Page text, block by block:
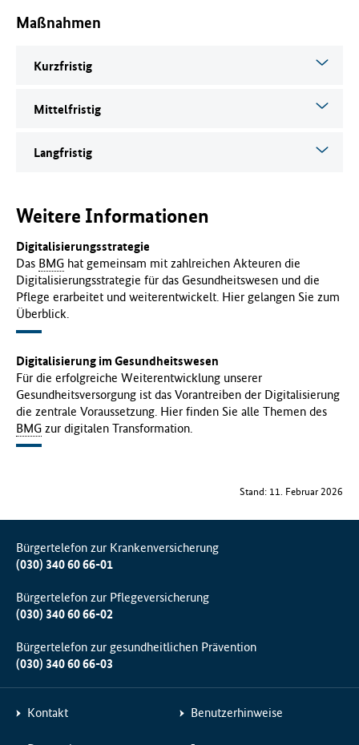
Maßnahmen
Kurzfristig
Mittelfristig
Langfristig
Weitere Informationen
Digitalisierungsstrategie
Das BMG hat gemeinsam mit zahlreichen Akteuren die
Digitalisierungsstrategie für das Gesundheitswesen und die
Pflege erarbeitet und weiterentwickelt. Hier gelangen Sie zum
Überblick.
Digitalisierung im Gesundheitswesen
Für die erfolgreiche Weiterentwicklung unserer
Gesundheitsversorgung ist das Vorantreiben der Digitalisierung
die zentrale Voraussetzung. Hier finden Sie alle Themen des
BMG zur digitalen Transformation.
Stand: 11. Februar 2026
Bürgertelefon zur Krankenversicherung
(030) 340 60 66-01
Bürgertelefon zur Pflegeversicherung
(030) 340 60 66-02
Bürgertelefon zur gesundheitlichen Prävention
(030) 340 60 66-03
Kontakt Benutzerhinweise